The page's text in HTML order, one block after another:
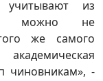
из
можно не
же самого
чиновникам», -